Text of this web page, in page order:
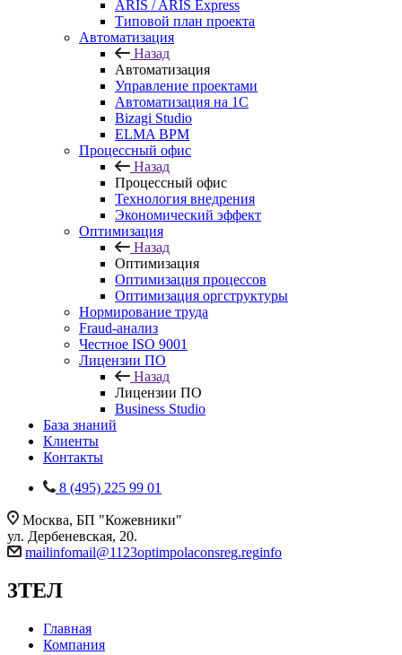
ARIS / ARIS Express
Типовой план проекта
Автоматизация
Назад
Автоматизация
Управление проектами
Автоматизация на 1С
Bizagi Studio
ELMA BPM
Процессный офис
Назад
Процессный офис
Технология внедрения
Экономический эффект
Оптимизация
Назад
Оптимизация
Оптимизация процессов
Оптимизация оргструктуры
Нормирование труда
Fraud-анализ
Честное ISO 9001
Лицензии ПО
Назад
Лицензии ПО
Business Studio
База знаний
Клиенты
Контакты
8 (495) 225 99 01
Москва, БП "Кожевники"
ул. Дербеневская, 20.
mailinfomail@1123optimpolaconsreg.reginfo
3ТЕЛ
Главная
Компания